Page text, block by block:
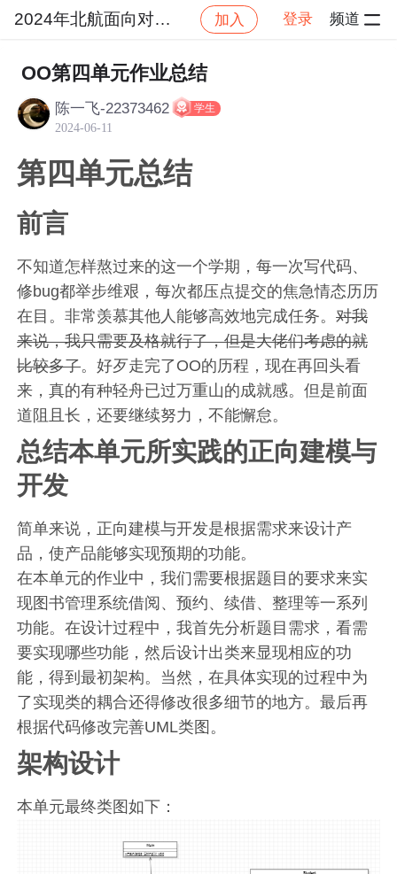
2024年北航面向对象设计与构造 加入 登录 频道
社区 2024年北航面向对象设计与构造
OO第四单元作业总结
陈一飞-22373462 学生
2024-06-11
第四单元总结
前言
不知道怎样熬过来的这一个学期，每一次写代码、
修bug都举步维艰，每次都压点提交的焦急情态历历
在目。非常羡慕其他人能够高效地完成任务。对我
来说，我只需要及格就行了，但是大佬们考虑的就
比较多了。好歹走完了OO的历程，现在再回头看
来，真的有种轻舟已过万重山的成就感。但是前面
道阻且长，还要继续努力，不能懈怠。
总结本单元所实践的正向建模与
开发
简单来说，正向建模与开发是根据需求来设计产
品，使产品能够实现预期的功能。
在本单元的作业中，我们需要根据题目的要求来实
现图书管理系统借阅、预约、续借、整理等一系列
功能。在设计过程中，我首先分析题目需求，看需
要实现哪些功能，然后设计出类来显现相应的功
能，得到最初架构。当然，在具体实现的过程中为
了实现类的耦合还得修改很多细节的地方。最后再
根据代码修改完善UML类图。
架构设计
本单元最终类图如下：